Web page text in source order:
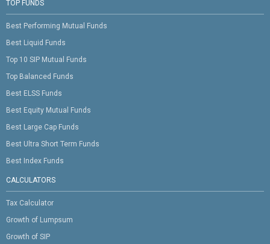
TOP FUNDS
Best Performing Mutual Funds
Best Liquid Funds
Top 10 SIP Mutual Funds
Top Balanced Funds
Best ELSS Funds
Best Equity Mutual Funds
Best Large Cap Funds
Best Ultra Short Term Funds
Best Index Funds
CALCULATORS
Tax Calculator
Growth of Lumpsum
Growth of SIP